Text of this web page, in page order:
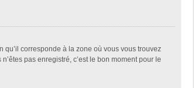
corresponde à la zone où vous vous trouvez
pas enregistré, c’est le bon moment pour le